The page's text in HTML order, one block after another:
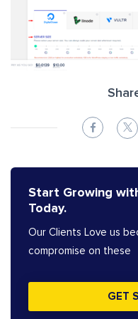
Start Growing
Today.
Our Clients Love us
compromise on these
GET